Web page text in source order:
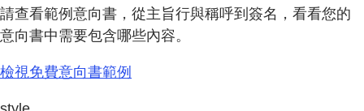
請查看範例意向書，從主旨行與稱呼到簽名，看看您的
意向書中需要包含哪些內容。
檢視免費意向書範例